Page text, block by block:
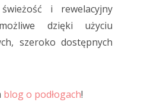
i rewelacyjny
dzięki użyciu
szeroko dostępnych
blog o podłogach!